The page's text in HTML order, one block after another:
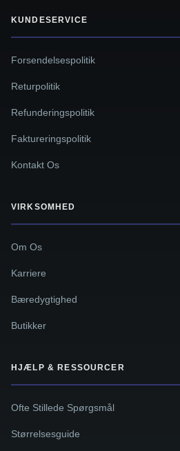
KUNDESERVICE
Forsendelsespolitik
Returpolitik
Refunderingspolitik
Faktureringspolitik
Kontakt Os
VIRKSOMHED
Om Os
Karriere
Bæredygtighed
Butikker
HJÆLP & RESSOURCER
Ofte Stillede Spørgsmål
Størrelsesguide